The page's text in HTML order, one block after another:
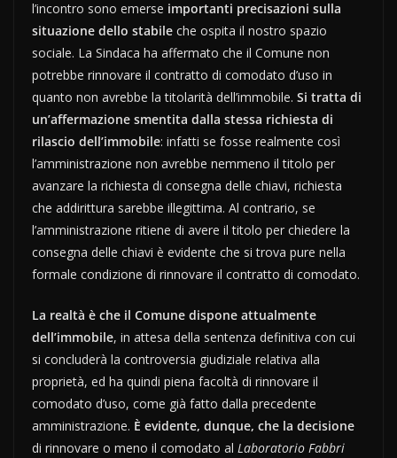
l’incontro sono emerse importanti precisazioni sulla
situazione dello stabile che ospita il nostro spazio
sociale. La Sindaca ha affermato che il Comune non
potrebbe rinnovare il contratto di comodato d’uso in
quanto non avrebbe la titolarità dell’immobile. Si tratta di
un’affermazione smentita dalla stessa richiesta di
rilascio dell’immobile: infatti se fosse realmente così
l’amministrazione non avrebbe nemmeno il titolo per
avanzare la richiesta di consegna delle chiavi, richiesta
che addirittura sarebbe illegittima. Al contrario, se
l’amministrazione ritiene di avere il titolo per chiedere la
consegna delle chiavi è evidente che si trova pure nella
formale condizione di rinnovare il contratto di comodato.
La realtà è che il Comune dispone attualmente
dell’immobile, in attesa della sentenza definitiva con cui
si concluderà la controversia giudiziale relativa alla
proprietà, ed ha quindi piena facoltà di rinnovare il
comodato d’uso, come già fatto dalla precedente
amministrazione. È evidente, dunque, che la decisione
di rinnovare o meno il comodato al Laboratorio Fabbri